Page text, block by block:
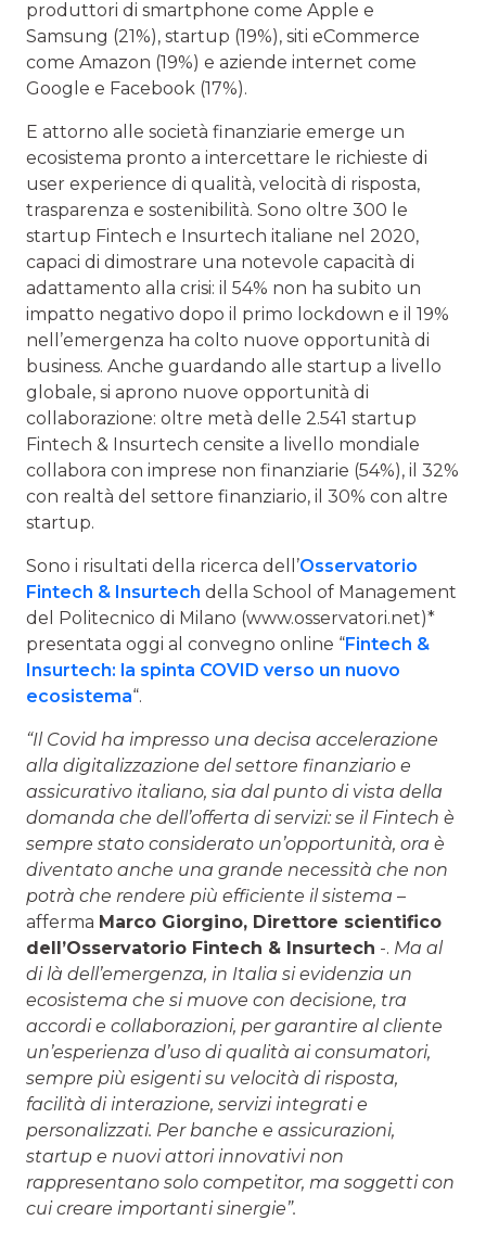
produttori di smartphone come Apple e
Samsung (21%), startup (19%), siti eCommerce
come Amazon (19%) e aziende internet come
Google e Facebook (17%).
E attorno alle società finanziarie emerge un
ecosistema pronto a intercettare le richieste di
user experience di qualità, velocità di risposta,
trasparenza e sostenibilità. Sono oltre 300 le
startup Fintech e Insurtech italiane nel 2020,
capaci di dimostrare una notevole capacità di
adattamento alla crisi: il 54% non ha subito un
impatto negativo dopo il primo lockdown e il 19%
nell’emergenza ha colto nuove opportunità di
business. Anche guardando alle startup a livello
globale, si aprono nuove opportunità di
collaborazione: oltre metà delle 2.541 startup
Fintech & Insurtech censite a livello mondiale
collabora con imprese non finanziarie (54%), il 32%
con realtà del settore finanziario, il 30% con altre
startup.
Sono i risultati della ricerca dell’Osservatorio
Fintech & Insurtech della School of Management
del Politecnico di Milano (www.osservatori.net)*
presentata oggi al convegno online “Fintech &
Insurtech: la spinta COVID verso un nuovo
ecosistema“.
“Il Covid ha impresso una decisa accelerazione
alla digitalizzazione del settore finanziario e
assicurativo italiano, sia dal punto di vista della
domanda che dell’offerta di servizi: se il Fintech è
sempre stato considerato un’opportunità, ora è
diventato anche una grande necessità che non
potrà che rendere più efficiente il sistema –
afferma Marco Giorgino, Direttore scientifico
dell’Osservatorio Fintech & Insurtech -. Ma al
di là dell’emergenza, in Italia si evidenzia un
ecosistema che si muove con decisione, tra
accordi e collaborazioni, per garantire al cliente
un’esperienza d’uso di qualità ai consumatori,
sempre più esigenti su velocità di risposta,
facilità di interazione, servizi integrati e
personalizzati. Per banche e assicurazioni,
startup e nuovi attori innovativi non
rappresentano solo competitor, ma soggetti con
cui creare importanti sinergie”.